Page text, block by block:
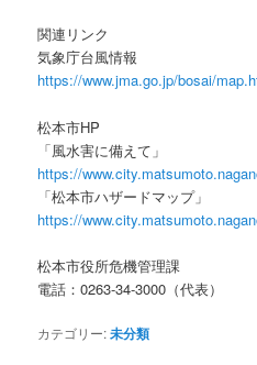
関連リンク
気象庁台風情報
https://www.jma.go.jp/bosai/
松本市HP
「風水害に備えて」
https://
「松本市ハザードマップ」
https://
松本市役所危機管理課
電話：0263-34-3000（代表）
カテゴリー:未分類